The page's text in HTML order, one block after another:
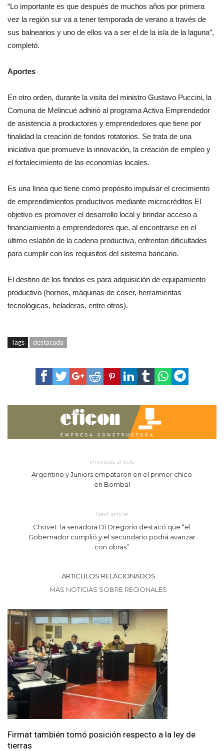
“Lo importante es que después de muchos años por primera
vez la región sur va a tener temporada de verano a través de
sus balnearios y uno de ellos va a ser el de la isla de la laguna”,
completó.
Aportes
En otro orden, durante la visita del ministro Gustavo Puccini, la
Comuna de Melincué adhirió al programa Activa Emprendedor
de asistencia a productores y emprendedores que tiene por
finalidad la creación de fondos rotatorios. Se trata de una
iniciativa que promueve la innovación, la creación de empleo y
el fortalecimiento de las economías locales.
Es una línea que tiene como propósito impulsar el crecimiento
de emprendimientos productivos mediante microcréditos El
objetivo es promover el desarrollo local y brindar acceso a
financiamiento a emprendedores que, al encontrarse en el
último eslabón de la cadena productiva, enfrentan dificultades
para cumplir con los requisitos del sistema bancario.
El destino de los fondos es para adquisición de equipamiento
productivo (hornos, máquinas de coser, herramientas
tecnológicas, heladeras, entre otros).
Tags destacada
Previous article
Argentino y Juniors empataron en el primer chico
en Bombal
Next article
Chovet: la senadora Di Dregorio destacó que “el
Gobernador cumplió y el secundario podrá avanzar
con obras”
ARTICULOS RELACIONADOS
MAS NOTICIAS SOBRE REGIONALES
Firmat también tomó posición respecto a la ley de
tierras